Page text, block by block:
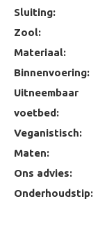
Sluiting:
Zool:
Materiaal:
Binnenvoering:
Uitneembaar
voetbed:
Veganistisch:
Maten:
Ons advies:
Onderhoudstip: